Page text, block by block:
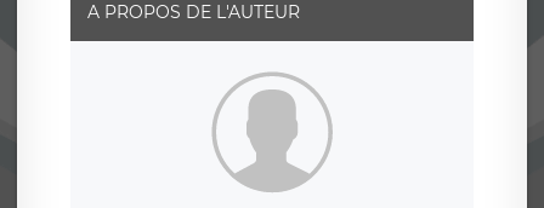
A PROPOS DE L'AUTEUR